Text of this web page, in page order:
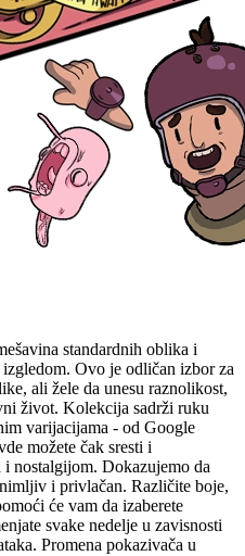
standardnih oblika i
Ovo je odličan izbor za
ali žele da unesu raznolikost,
život. Kolekcija sadrži ruku
varijacijama - od Google
možete čak sresti i
i nostalgijom. Dokazujemo da
i privlačan. Različite boje,
će vam da izaberete
svake nedelje u zavisnosti
Promena pokazivača u